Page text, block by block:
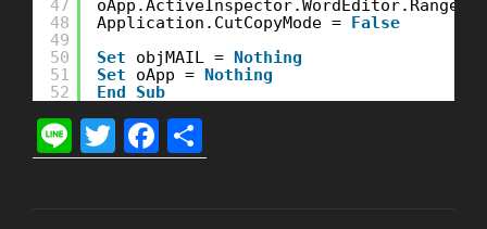
47
48
49
50
51
52
Application.CutCopyMode = False
Set
objMAIL = Nothing
Set
oApp = Nothing
End
Sub
Li
n
T
wi
F
a
有